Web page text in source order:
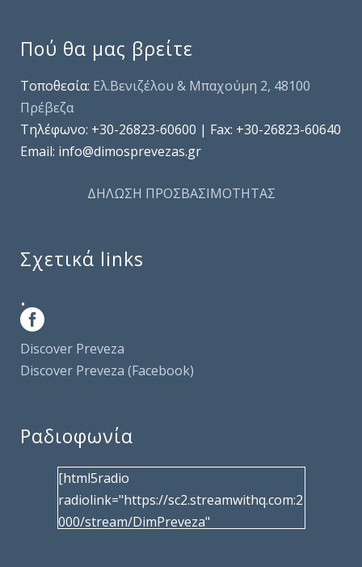
Πού θα μας βρείτε
Τοποθεσία: Ελ.Βενιζέλου & Μπαχούμη 2, 48100
Πρέβεζα
Τηλέφωνo: +30-26823-60600 | Fax: +30-26823-60640
Email: info@dimosprevezas.gr
ΔΗΛΩΣΗ ΠΡΟΣΒΑΣΙΜΟΤΗΤΑΣ
Σχετικά links
.
Discover Preveza
Discover Preveza (Facebook)
Ραδιοφωνία
[html5radio
radiolink="https://sc2.streamwithq.com:2
000/stream/DimPreveza"